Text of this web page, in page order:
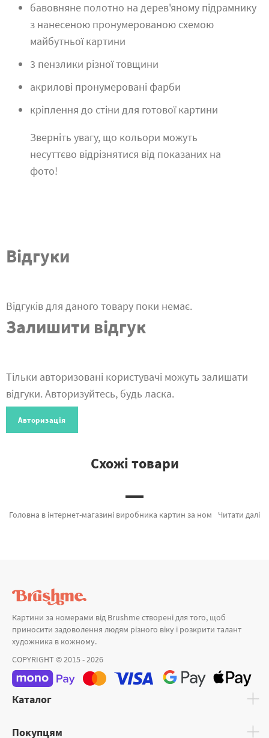
бавовняне полотно на дерев'яному підрамнику
з нанесеною пронумерованою схемою
майбутньої картини
3 пензлики різної товщини
акрилові пронумеровані фарби
кріплення до стіни для готової картини
Зверніть увагу, що кольори можуть
несуттєво відрізнятися від показаних на
фото!
Відгуки
Відгуків для даного товару поки немає.
Залишити відгук
Тільки авторизовані користувачі можуть залишати
відгуки. Авторизуйтесь, будь ласка.
Авторизація
Схожі товари
Читати далі
Головна в інтернет-магазині виробника картин за номерами brushme.com.ua. На вітрині можна замовити Картина за номерами Гірська симфонія від лідируючого бренду Brushme який порадує своїми рішеннями. Будь-який товар з категорії «» ідеально підходить для подарунка. Балерина, Париж и Природа 2 а также широкий вибір найменувань за кращою ціною. При покупці Німеччина та картина за номерами лавандова, швидка відправка Сєвєродонецьк або будь-яку область України. Дракон та\або картини за номерами париж, придбайте прямо зараз!
Картини за номерами від Brushme створені для того, щоб
приносити задоволення людям різного віку і розкрити талант
художника в кожному.
COPYRIGHT © 2015 - 2026
Каталог
Покупцям